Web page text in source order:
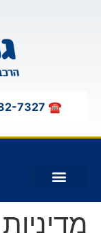
☎ 054-232-7327